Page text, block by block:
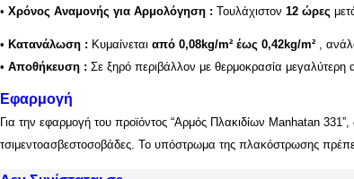
• Χρόνος Αναμονής για Αρμολόγηση : Τουλάχιστον 12 ώρες
• Κατανάλωση : Κυμαίνεται από 0,08kg/m² έως 0,42kg/m² ,
• Αποθήκευση : Σε ξηρό περιβάλλον με θερμοκρασία
Εφαρμογή
Για την εφαρμογή του προϊόντος “Αρμός Πλακιδίων Manhatan
τσιμεντοασβεστοσοβάδες. Το υπόστρωμα της πλακόστρωσης